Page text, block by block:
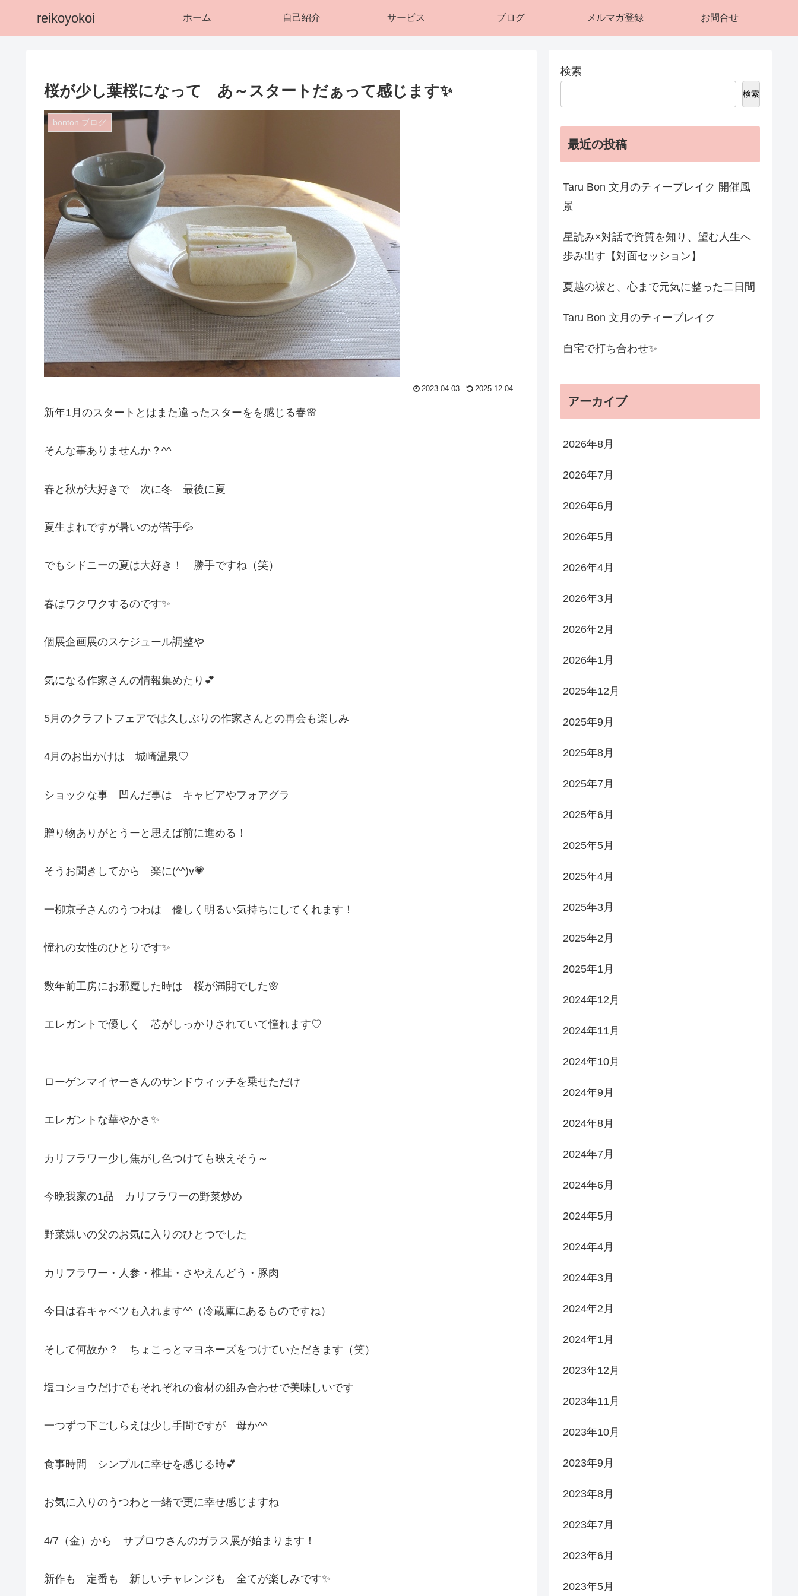
reikoyokoi ホーム 自己紹介 サービス ブログ メルマガ登録 お問合せ
桜が少し葉桜になって あ～スタートだぁって感じます✨
bonton.ブログ
2023.04.03 2025.12.04
新年1月のスタートとはまた違ったスターをを感じる春🌸
そんな事ありませんか？^^
春と秋が大好きで 次に冬 最後に夏
夏生まれですが暑いのが苦手💦
でもシドニーの夏は大好き！ 勝手ですね（笑）
春はワクワクするのです✨
個展企画展のスケジュール調整や
気になる作家さんの情報集めたり💕
5月のクラフトフェアでは久しぶりの作家さんとの再会も楽しみ
4月のお出かけは 城崎温泉♡
ショックな事 凹んだ事は キャビアやフォアグラ
贈り物ありがとうーと思えば前に進める！
そうお聞きしてから 楽に(^^)v💗
一柳京子さんのうつわは 優しく明るい気持ちにしてくれます！
憧れの女性のひとりです✨
数年前工房にお邪魔した時は 桜が満開でした🌸
エレガントで優しく 芯がしっかりされていて憧れます♡
ローゲンマイヤーさんのサンドウィッチを乗せただけ
エレガントな華やかさ✨
カリフラワー少し焦がし色つけても映えそう～
今晩我家の1品 カリフラワーの野菜炒め
野菜嫌いの父のお気に入りのひとつでした
カリフラワー・人参・椎茸・さやえんどう・豚肉
今日は春キャベツも入れます^^（冷蔵庫にあるものですね）
そして何故か？ ちょこっとマヨネーズをつけていただきます（笑）
塩コショウだけでもそれぞれの食材の組み合わせで美味しいです
一つずつ下ごしらえは少し手間ですが 母か^^
食事時間 シンプルに幸せを感じる時💕
お気に入りのうつわと一緒で更に幸せ感じますね
4/7（金）から サブロウさんのガラス展が始まります！
新作も 定番も 新しいチャレンジも 全てが楽しみです✨
検索
検索
最近の投稿
Taru Bon 文月のティーブレイク 開催風
景
星読み×対話で資質を知り、望む人生へ
歩み出す【対面セッション】
夏越の祓と、心まで元気に整った二日間
Taru Bon 文月のティーブレイク
自宅で打ち合わせ✨
アーカイブ
2026年8月
2026年7月
2026年6月
2026年5月
2026年4月
2026年3月
2026年2月
2026年1月
2025年12月
2025年9月
2025年8月
2025年7月
2025年6月
2025年5月
2025年4月
2025年3月
2025年2月
2025年1月
2024年12月
2024年11月
2024年10月
2024年9月
2024年8月
2024年7月
2024年6月
2024年5月
2024年4月
2024年3月
2024年2月
2024年1月
2023年12月
2023年11月
2023年10月
2023年9月
2023年8月
2023年7月
2023年6月
2023年5月